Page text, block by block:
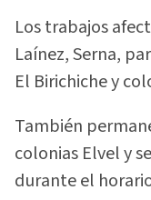
Los trabajos
Laínez, Serna,
El Birichiche y
También
colonias Elvel y
durante el